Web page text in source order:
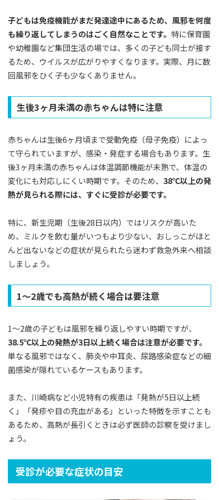
子どもは免疫機能がまだ発達途中にあるため、風邪を何度
も繰り返してしまうのはごく自然なことです。 特に保育園
や幼稚園など集団生活の場では、多くの子ども同士が接す
るため、ウイルスが広がりやすくなります。実際、月に数
回風邪をひく子も少なくありません。
生後3ヶ月未満の赤ちゃんは特に注意
赤ちゃんは生後6ヶ月頃まで受動免疫（母子免疫）によっ
て守られていますが、感染・発症する場合もあります。生
後3ヶ月未満の赤ちゃんは体温調節機能が未熟で、体温の
変化にも対応しにくい時期です。そのため、 38℃以上の発
熱が見られる際には、すぐに受診が必要です。
特に、新生児期（生後28日以内）ではリスクが高いた
め、ミルクを飲む量がいつもより少ない、おしっこがほと
んど出ないなどの症状が見られたら迷わず救急外来へ相談
しましょう。
1〜2歳でも高熱が続く場合は要注意
1〜2歳の子どもは風邪を繰り返しやすい時期ですが、
38.5℃以上の発熱が3日以上続く場合は注意が必要です。
単なる風邪ではなく、肺炎や中耳炎、尿路感染症などの細
菌感染が隠れているケースもあります。
また、川崎病など小児特有の疾患は「発熱が5日以上続
く」「発疹や目の充血がある」といった特徴を示すことも
あるため、高熱が長引くときは必ず医師の診察を受けまし
ょう。
受診が必要な症状の目安